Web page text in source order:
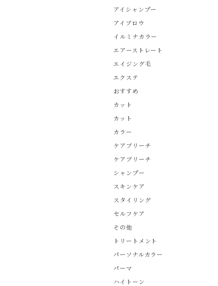
アイシャンプー
アイブロウ
イルミナカラー
エアーストレート
エイジング毛
エクステ
おすすめ
カット
カット
カラー
ケアブリーチ
ケアブリーチ
シャンプー
スキンケア
スタイリング
セルフケア
その他
トリートメント
パーソナルカラー
パーマ
ハイトーン